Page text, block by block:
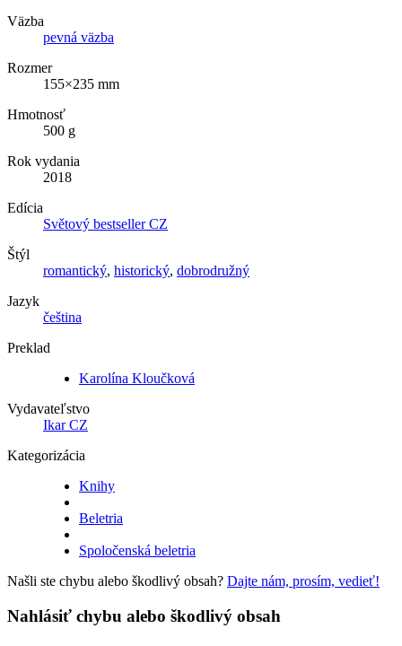
Väzba
pevná väzba
Rozmer
155×235 mm
Hmotnosť
500 g
Rok vydania
2018
Edícia
Světový bestseller CZ
Štýl
romantický, historický, dobrodružný
Jazyk
čeština
Preklad
Karolína Kloučková
Vydavateľstvo
Ikar CZ
Kategorizácia
Knihy
Beletria
Spoločenská beletria
Našli ste chybu alebo škodlivý obsah? Dajte nám, prosím, vedieť!
Nahlásiť chybu alebo škodlivý obsah